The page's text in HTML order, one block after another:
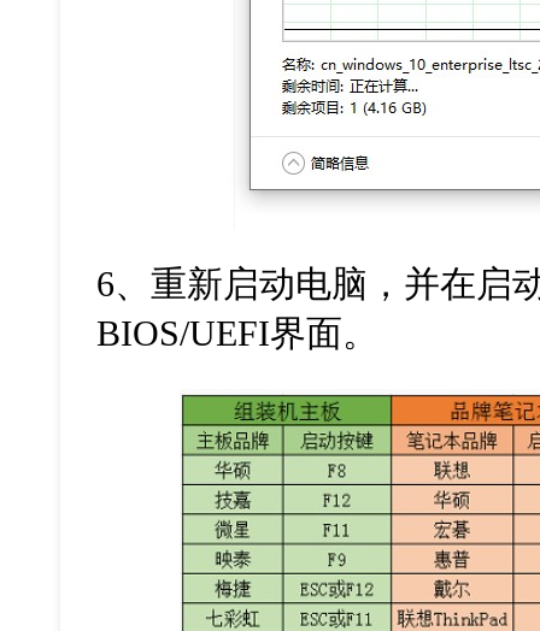
6、重新启动电脑，并在启
BIOS/UEFI界面。